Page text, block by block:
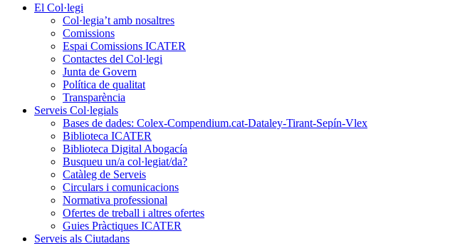
El Col·legi
Col·legia’t amb nosaltres
Comissions
Espai Comissions ICATER
Contactes del Col·legi
Junta de Govern
Política de qualitat
Transparència
Serveis Col·legials
Bases de dades: Colex-Compendium.cat-Dataley-Tirant-Sepín-Vlex
Biblioteca ICATER
Biblioteca Digital Abogacía
Busqueu un/a col·legiat/da?
Catàleg de Serveis
Circulars i comunicacions
Normativa professional
Ofertes de treball i altres ofertes
Guies Pràctiques ICATER
Serveis als Ciutadans